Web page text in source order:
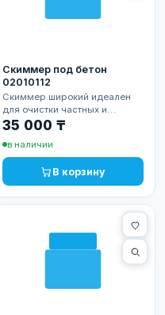
Скиммер под бетон
02010112
Скиммер широкий идеален
для очистки частных и
небольших общественных
35 000 ₸
в наличии
В корзину